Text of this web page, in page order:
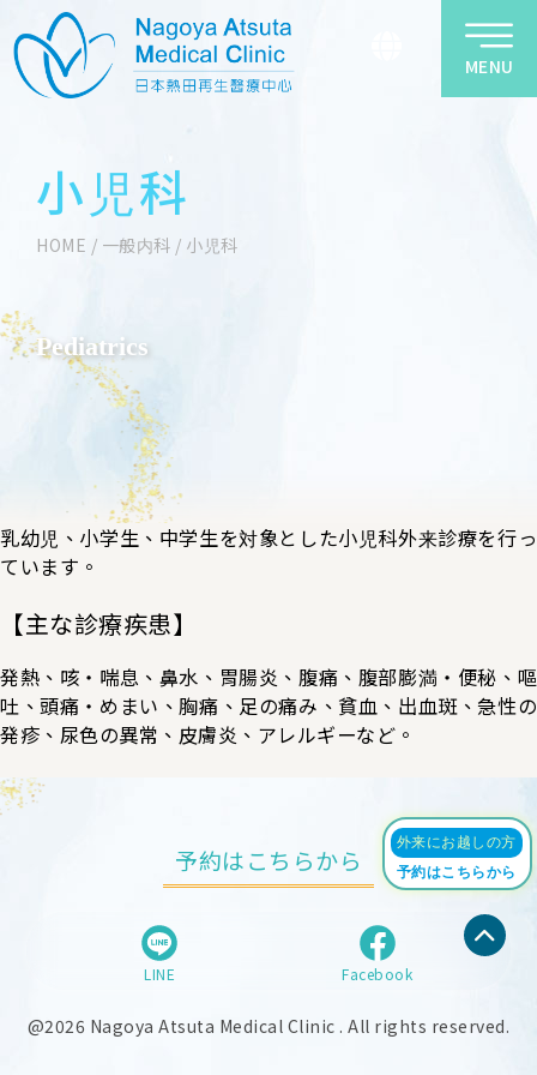
MENU
小児科
Pediatrics
HOME / 一般内科 / 小児科
乳幼児、小学生、中学生を対象とした小児科外来診療を行っ
ています。
【主な診療疾患】
発熱、咳・喘息、鼻水、胃腸炎、腹痛、腹部膨満・便秘、嘔
吐、頭痛・めまい、胸痛、足の痛み、貧血、出血斑、急性の
発疹、尿色の異常、皮膚炎、アレルギーなど。
予約はこちらから
外来にお越しの方
予約はこちらから
LINE Facebook
@2026 Nagoya Atsuta Medical Clinic . All rights reserved.